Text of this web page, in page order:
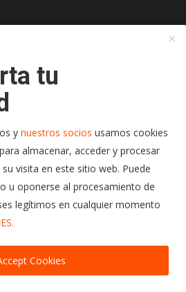
Play Stereo- Todos los Derechos
Terminos y Condiciones
de Privacidad
tu
y nuestros socios usamos cookies
almacenar, acceder y procesar
visita en este sitio web. Puede
u oponerse al procesamiento de
legítimos en cualquier momento
Cookies